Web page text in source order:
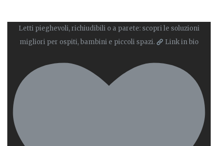
Letti pieghevoli, richiudibili o a parete: scopri le soluzioni
migliori per ospiti, bambini e piccoli spazi.
Link in bio